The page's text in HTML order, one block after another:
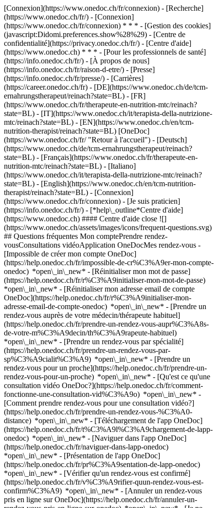
[Connexion](https://www.onedoc.ch/fr/connexion) - [Recherche]
(https://www.onedoc.ch/fr/) - [Connexion]
(https://www.onedoc.ch/fr/connexion) * * * - [Gestion des cookies]
(javascript:Didomi.preferences.show%28%29) - [Centre de
confidentialité](https://privacy.onedoc.ch/fr/) - [Centre d'aide]
(https://www.onedoc.ch) * * * - [Pour les professionnels de santé]
(https://info.onedoc.ch/fr/) - [À propos de nous]
(https://info.onedoc.ch/fr/raison-d-etre/) - [Presse]
(https://info.onedoc.ch/fr/presse/) - [Carrières]
(https://career.onedoc.ch/fr) - [DE](https://www.onedoc.ch/de/tcm-
ernahrungstherapeut/reinach?state=BL) - [FR]
(https://www.onedoc.ch/fr/therapeute-en-nutrition-mtc/reinach?
state=BL) - [IT](https://www.onedoc.ch/it/terapista-della-nutrizione-
mtc/reinach?state=BL) - [EN](https://www.onedoc.ch/en/tcm-
nutrition-therapist/reinach?state=BL) [OneDoc]
(https://www.onedoc.ch/fr/ "Retour à l'accueil") - [Deutsch]
(https://www.onedoc.ch/de/tcm-ernahrungstherapeut/reinach?
state=BL) - [Français](https://www.onedoc.ch/fr/therapeute-en-
nutrition-mtc/reinach?state=BL) - [Italiano]
(https://www.onedoc.ch/it/terapista-della-nutrizione-mtc/reinach?
state=BL) - [English](https://www.onedoc.ch/en/tcm-nutrition-
therapist/reinach?state=BL) - [Connexion]
(https://www.onedoc.ch/fr/connexion) - [Je suis praticien]
(https://info.onedoc.ch/fr/) - [*help\_outline*Centre d'aide]
(https://www.onedoc.ch) #### Centre d'aide close ![]
(https://www.onedoc.ch/assets/images/icons/frequent-questions.svg)
## Questions fréquentes Mon comptePrendre rendez-
vousConsultations vidéoApplication OneDocMes rendez-vous -
[Impossible de créer mon compte OneDoc]
(https://help.onedoc.ch/fr/impossible-de-cr%C3%A9er-mon-compte-
onedoc) *open\_in\_new* - [Réinitialiser mon mot de passe]
(https://help.onedoc.ch/fr/r%C3%A9initialiser-mon-mot-de-passe)
*open\_in\_new* - [Réinitialiser mon adresse email de compte
OneDoc](https://help.onedoc.ch/fr/r%C3%A9initialiser-mon-
adresse-email-de-compte-onedoc) *open\_in\_new* - [Prendre un
rendez-vous auprès de votre médecin/thérapeute habituel]
(https://help.onedoc.ch/fr/prendre-un-rendez-vous-aupr%C3%A8s-
de-votre-m%C3%A9decin/th%C3%A9rapeute-habituel)
*open\_in\_new* - [Prendre un rendez-vous par spécialité]
(https://help.onedoc.ch/fr/prendre-un-rendez-vous-par-
sp%C3%A9cialit%C3%A9) *open\_in\_new* - [Prendre un
rendez-vous pour un proche](https://help.onedoc.ch/fr/prendre-un-
rendez-vous-pour-un-proche) *open\_in\_new* - [Qu'est ce qu'une
consultation vidéo OneDoc?](https://help.onedoc.ch/fr/comment-
fonctionne-une-consultation-vid%C3%A9o) *open\_in\_new* -
[Comment prendre rendez-vous pour une consultation vidéo?]
(https://help.onedoc.ch/fr/prendre-un-rendez-vous-%C3%A0-
distance) *open\_in\_new* - [Téléchargement de l'app OneDoc]
(https://help.onedoc.ch/fr/t%C3%A9l%C3%A9chargement-de-lapp-
onedoc) *open\_in\_new* - [Naviguer dans l'app OneDoc]
(https://help.onedoc.ch/fr/naviguer-dans-lapp-onedoc)
*open\_in\_new* - [Présentation de l'app OneDoc]
(https://help.onedoc.ch/fr/pr%C3%A9sentation-de-lapp-onedoc)
*open\_in\_new* - [Vérifier qu'un rendez-vous est confirmé](https://help.onedoc.ch/fr/v%C3%A9rifier-quun-rendez-vous-est-confirm%C3%A9) *open\_in\_new* - [Annuler un rendez-vous pris en ligne sur OneDoc](https://help.onedoc.ch/fr/annuler-un-rendez-vous-pris-en-ligne-sur-onedoc) *open\_in\_new* - [Je ne reçois pas de confirmation de rendez-vous](https://help.onedoc.ch/fr/je-ne-re%C3%A7ois-pas-de-confirmation-de-rendez-vous) *open\_in\_new* [Voir tous nos articles *open\_in\_new*](https://help.onedoc.ch/fr/) close ## Modifier votre recherche ![Maison avec un signe plus annonçant qu’une consultation peut être effectuée sur place](https://www.onedoc.ch/assets/images/icons/on-site.svg) Sur place ![Caméra avec un symbole lecture annonçant qu’une consultation peut être effectuée à distance en vidéo](https://www.onedoc.ch/assets/images/icons/remote.svg) À distance Rechercher #### Spécialités #### Praticiens #### Établissements edit Thérapeute en nutrition MTC à Reinach BL tune Filtrer par Nouveaux patients*keyboard\_arrow\_down* - Acceptés*check\_circle* Langue parlée*keyboard\_arrow\_down* - Allemand*check\_circle* - Anglais*check\_circle* - Arabe*check\_circle* - Français*check\_circle* - Italien*check\_circle* - Japonais*check\_circle* Sexe*keyboard\_arrow\_down* - Femme*check\_circle* - Homme*check\_circle* Réseau*keyboard\_arrow\_down* - ASCA*check\_circle* - RME*check\_circle* Disponibilité*keyboard\_arrow\_down* - Disponible aujourdhui*check\_circle* - Dans les 3 prochains jours*check\_circle* - Dans les 7 prochains jours*check\_circle* - Dans les 14 prochains jours*check\_circle* # Thérapeute en nutrition MTC à Reinach BL: prenez rendez-vous en ligne aujourd'hui ## 1 résultat à Reinach BL [![Mme Daniela Elle Oehler, thérapeute en acupressure à Reinach](https://assets.onedoc.ch/images/users/23a36470d126a4ee2b5f991c30666c87224731f1f1f7eb8088e9f70784988463-small.jpg "Mme Daniela Elle Oehler, thérapeute en acupressure à Reinach")](https://www.onedoc.ch/fr/therapeute-en-acupressure/reinach/pce24/daniela-elle-oehler) ### [Mme Daniela Elle Oehler](https://www.onedoc.ch/fr/therapeute-en-acupressure/reinach/pce24/daniela-elle-oehler) ![Badge indiquant un profil vérifié](https://www.onedoc.ch/assets/images/icons/checkmark.svg) [Thérapeute en acupressure](https://www.onedoc.ch/fr/therapeute-en-acupressure/reinach?state=BL), Thérapeute en nutrition MTC Devangãna Healing - Praxis für Chinesische & Holistische Medizin Im Reinacherhof 107A 4153 Reinach BL ![Mme Daniela Elle Oehler est affiliée au réseau ASCA](https://assets.onedoc.ch/images/networks/logos/496d325fd4282f2f0a46197dd629fd16fcd2d324839e441a2a65aaa74df08a15-small.png)![Mme Daniela Elle Oehler est affiliée au réseau RME](https://assets.onedoc.ch/images/networks/logos/a202aabd14cdddb5ff03205af2481fb805645ff903773c55a6c572d22f23762e-small.png) ![Icône patient avec un signe plus annonçant que le professionnel accepte de nouveaux patients](https://www.onedoc.ch/assets/images/icons/new-patients.svg)Accepte les nouveaux patients [Réserver un RDV](https://www.onedoc.ch/fr/therapeute-en-acupressure/reinach/pce24/daniela-elle-oehler) *chevron\_left* lun. 03 août *chevron\_right* Voir plus de rendez-vous *error\_outline* Une erreur s'est produite lors du chargement des disponibilités [Réessayer](https://www.onedoc.ch) #### Vous êtes un professionnel de santé et vous n'apparaissez pas dans cette recherche? Contactez-nous pour obtenir le référencement de votre cabinet. [Ajouter votre cabinet](https://info.onedoc.ch/fr/) 1. [OneDoc](https://www.onedoc.ch/fr/)/ 2. [Thérapeute en nutrition MTC](https://www.onedoc.ch/fr/therapeute-en-nutrition-mtc)/ 3. [Canton de Bâle-Campagne](https://www.onedoc.ch/fr/therapeute-en-nutrition-mtc/canton-de-bale-campagne)/ 4. Reinach BL ### Téléchargez l'app OneDoc Prenez rendez-vous en ligne chez un médecin, un dentiste ou un thérapeute proche de vous en Suisse. L'application OneDoc vous permet de gérer tous vos rendez-vous médicaux depuis votre natel, n'importe où et n'importe quand. ![Code QR redirigeant vers l’App Store ou Google Play pour télécharger l’app OneDoc Patients](https://www.onedoc.ch/assets/images/download-app-qr.jpeg) Scannez le QR code pour télécharger l’application [![Téléchargez notre application sur l'App Store!](https://www.onedoc.ch/assets/images/app-store-badge-fr.svg)](https://apps.apple.com/ch/app/onedoc/id1592376413?l=fr)[![Téléchargez notre application sur le Google Play Store!](https://www.onedoc.ch/assets/images/google-play-badge-fr.png)](https://play.google.com/store/apps/details?id=ch.onedoc.patient&hl=fr-CH) *keyboard\_arrow\_right* ## Affiner par expertise [Cancer de la vessie à Reinach BL](https://www.onedoc.ch/fr/cancer-de-la-vessie/reinach?state=BL)[Incontinence urinaire à Reinach BL](https://www.onedoc.ch/fr/incontinence-urinaire/reinach?state=BL)[Hyperplasie bénigne de la prostate (HBP) | Hypertrophie de la prostate à Reinach BL](https://www.onedoc.ch/fr/hyperplasie-benigne-de-la-prostate-hbp-hypertrophie-de-la-prostate/reinach?state=BL)[Dépistage infection urinaire à Reinach BL](https://www.onedoc.ch/fr/depistage-infection-urinaire/reinach?state=BL)[Cancer de la prostate à Reinach BL](https://www.onedoc.ch/fr/cancer-de-la-prostate/reinach?state=BL)[Cancer du rein à Reinach BL](https://www.onedoc.ch/fr/cancer-du-rein/reinach?state=BL)[Check-up | bilan de santé à Reinach BL](https://www.onedoc.ch/fr/check-up-bilan-de-sante/reinach?state=BL)[Vaccination Papillomavirus Humain (HPV) à Reinach BL](https://www.onedoc.ch/fr/vaccination-papillomavirus-humain-hpv/reinach?state=BL)[Examen médico sportif d'aptitude à la plongée à Reinach BL](https://www.onedoc.ch/fr/examen-medico-sportif-d-aptitude-a-la-plongee/reinach?state=BL)[Mesure du taux de fer | Ferritine à Reinach BL](https://www.onedoc.ch/fr/mesure-du-taux-de-fer-ferritine/reinach?state=BL)[Mycose vaginale à Reinach BL](https://www.onedoc.ch/fr/mycose-vaginale/reinach?state=BL)[Contrôle médical permis de conduire NIVEAU 1 à Reinach BL](https://www.onedoc.ch/fr/controle-medical-permis-de-conduire-niveau-1/reinach?state=BL)[Contrôle médical permis de conduire NIVEAU 2 à Reinach BL](https://www.onedoc.ch/fr/controle-medical-permis-de-conduire-niveau-2/reinach?state=BL)[Vaccination grippe à Reinach BL](https://www.onedoc.ch/fr/vaccination-grippe/reinach?state=BL)[Trigger point thérapie à Reinach BL](https://www.onedoc.ch/fr/trigger-point-therapie/reinach?state=BL)[Bas de compression à Reinach BL](https://www.onedoc.ch/fr/bas-de-compression/reinach?state=BL)[Dry Needling à Reinach BL](https://www.onedoc.ch/fr/dry-needling/reinach?state=BL)[Contraception à Reinach BL](https://www.onedoc.ch/fr/contraception/reinach?state=BL)[Ménopause à Reinach BL](https://www.onedoc.ch/fr/menopause/reinach?state=BL)[Thérapie Manuelle à Reinach BL](https://www.onedoc.ch/fr/therapie-manuelle/reinach?state=BL)[Céphalée et migraine à Reinach BL](https://www.onedoc.ch/fr/cephalee-et-migraine/reinach?state=BL) *keyboard\_arrow\_right* ## Recherches associées [Thérapeute en nutrition MTC à Suhr](https://www.onedoc.ch/fr/therapeute-en-nutrition-mtc/suhr) *keyboard\_arrow\_right* ## Recherches fréquentes [Dermatologue à Reinach BL](https://www.onedoc.ch/fr/dermatologue/reinach?state=BL)[Physiothérapeute à Reinach BL](https://www.onedoc.ch/fr/physiotherapeute/reinach?state=BL)[Médecin généraliste à Reinach BL](https://www.onedoc.ch/fr/medecin-generaliste/reinach?state=BL)[Urologue à Reinach BL](https://www.onedoc.ch/fr/urologue/reinach?state=BL)[Orthopédiste à Reinach BL](https://www.onedoc.ch/fr/orthopediste/reinach?state=BL)[Médecin du trafic à Reinach BL](https://www.onedoc.ch/fr/medecin-du-trafic/reinach?state=BL)[Spécialiste en médecine de plongée et médecine hyperbare à Reinach BL](https://www.onedoc.ch/fr/specialiste-en-medecine-de-plongee-et-medecine-hyperbare/reinach?state=BL)[Médecin du sport à Reinach BL](https://www.onedoc.ch/fr/medecin-du-sport/reinach?state=BL)[Ostéopathe à Reinach BL](https://www.onedoc.ch/fr/osteopathe/reinach?state=BL)[Acupuncteur à Reinach BL](https://www.onedoc.ch/fr/acupuncteur/reinach?state=BL)[Spécialiste en Médecine Traditionnelle Chinoise (MTC) à Reinach BL](https://www.onedoc.ch/fr/specialiste-en-medecine-traditionnelle-chinoise-mtc/reinach?state=BL)[Thérapeute en hypnose à Reinach BL](https://www.onedoc.ch/fr/therapeute-en-hypnose/reinach?state=BL)[Magnétiseur/biomagnétiseur à Reinach BL](https://www.onedoc.ch/fr/magnetiseur-biomagnetiseur/reinach?state=BL)[Réflexologue à Reinach BL](https://www.onedoc.ch/fr/reflexologue/reinach?state=BL)[Thérapeute en acupressure à Reinach BL](https://www.onedoc.ch/fr/therapeute-en-acupressure/reinach?state=BL)[Thérapeute par la respiration à Reinach BL](https://www.onedoc.ch/fr/therapeute-par-la-respiration/reinach?state=BL)[Gynécologue obstétricien à Reinach BL](https://www.onedoc.ch/fr/gynecologue-obstetricien/reinach?state=BL)[Infectiologue à Reinach BL](https://www.onedoc.ch/fr/infectiologue/reinach?state=BL)[Centre de vaccination à Reinach BL](https://www.onedoc.ch/fr/centre-de-vaccination/reinach?state=BL)[Laboratoire d'analyses médicales à Reinach BL](https://www.onedoc.ch/fr/laboratoire-d-analyses-medicales/reinach?state=BL)[Prestations de santé en pharmacie à Reinach BL](https://www.onedoc.ch/fr/prestations-de-sante-en-pharmacie/reinach?state=BL) *keyboard\_arrow\_right* ## Annuaire des professionnels de santé suisses [Thérapeutes en nutrition MTC par ville](https://www.onedoc.ch/fr/therapeute-en-nutrition-mtc/villes) [Liste des praticiens](https://www.onedoc.ch/fr/annuaire) [A](https://www.onedoc.ch/fr/annuaire/A) [B](https://www.onedoc.ch/fr/annuaire/B) [C](https://www.onedoc.ch/fr/annuaire/C) [D](https://www.onedoc.ch/fr/annuaire/D) [E](https://www.onedoc.ch/fr/annuaire/E) [F](https://www.onedoc.ch/fr/annuaire/F) [G](https://www.onedoc.ch/fr/annuaire/G) [H](https://www.onedoc.ch/fr/annuaire/H) [I](https://www.onedoc.ch/fr/annuaire/I) [J](ht